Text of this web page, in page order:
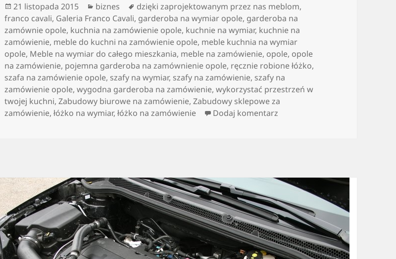
Data
publikacji
21 listopada 2015 Kategorie
biznes Tagi
dzięki zaprojektowanym przez nas meblom,
franco cavali, Galeria Franco Cavali, garderoba na wymiar opole, garderoba na
zamównie opole, kuchnia na zamówienie opole, kuchnie na wymiar, kuchnie na
zamówienie, meble do kuchni na zamówienie opole, meble kuchnia na wymiar
opole, Meble na wymiar do całego mieszkania, meble na zamówienie, opole, opole
na zamówienie, pojemna garderoba na zamównienie opole, ręcznie robione łóżko,
szafa na zamówienie opole, szafy na wymiar, szafy na zamówienie, szafy na
zamówienie opole,wygodna garderoba na zamówienie,wykorzystać przestrzeń w
twojej kuchni,Zabudowy biurowe na zamówienie,Zabudowy sklepowe za
zamówienie,łóżko na wymiar,łóżko na zamówienie Dodaj komentarz